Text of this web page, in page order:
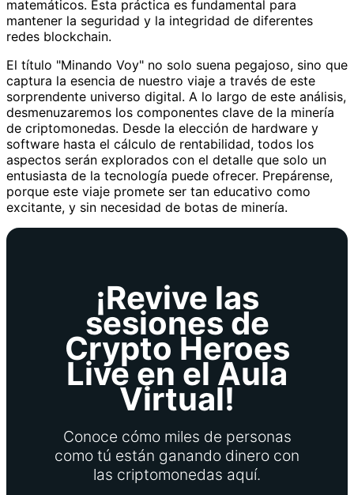
matemáticos. Esta práctica es fundamental para
mantener la seguridad y la integridad de diferentes
redes blockchain.
El título "Minando Voy" no solo suena pegajoso, sino que
captura la esencia de nuestro viaje a través de este
sorprendente universo digital. A lo largo de este análisis,
desmenuzaremos los componentes clave de la minería
de criptomonedas. Desde la elección de hardware y
software hasta el cálculo de rentabilidad, todos los
aspectos serán explorados con el detalle que solo un
entusiasta de la tecnología puede ofrecer. Prepárense,
porque este viaje promete ser tan educativo como
excitante, y sin necesidad de botas de minería.
¡Revive las
sesiones de
Crypto Heroes
Live en el Aula
Virtual!
Conoce cómo miles de personas
como tú están ganando dinero con
las criptomonedas aquí.